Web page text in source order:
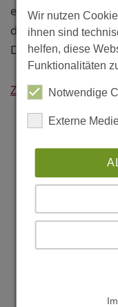
erschlossen. Er ist
den
Dalheimer Mühle
Zurück
Wir nutzen
ihnen sind
helfen, diese
Funktionalitäten
Notwendige
Externe